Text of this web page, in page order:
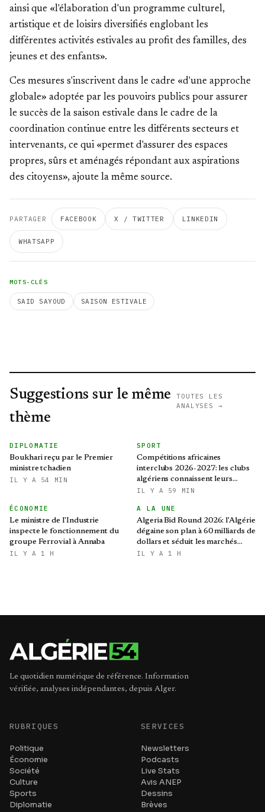
ainsi que «l'élaboration d'un programme culturel,
artistique et de loisirs diversifiés englobant les
différentes activités estivales au profit des familles, des
jeunes et des enfants».
Ces mesures s'inscrivent dans le cadre «d'une approche
globale» adoptée par les pouvoirs publics pour assurer
le succès de la saison estivale dans le cadre de la
coordination continue entre les différents secteurs et
intervenants, ce qui «permet d'assurer des espaces
propres, sûrs et aménagés répondant aux aspirations
des citoyens», ajoute la même source.
PARTAGER FACEBOOK X / TWITTER LINKEDIN
WHATSAPP
MOTS-CLÉS
SAID SAYOUD SAISON ESTIVALE
Suggestions sur le même
thème
TOUTES LES
ANALYSES →
DIPLOMATIE
Boukhari reçu par le Premier
ministre tchadien
IL Y A 54 MIN
SPORT
Compétitions africaines
interclubs 2026-2027: les clubs
algériens connaissent leurs
adversaires aux tours
IL Y A 59 MIN
ÉCONOMIE
Le ministre de l'Industrie
inspecte le fonctionnement du
groupe Ferrovial à Annaba
IL Y A 1 H
A LA UNE
Algeria Bid Round 2026: l'Algérie
dégaine son plan à 60 milliards de
dollars et séduit les marchés
internationaux
IL Y A 1 H
Le quotidien numérique de référence. Information
vérifiée, analyses indépendantes, depuis Alger.
RUBRIQUES
Politique
Économie
Société
Culture
Sports
Diplomatie
SERVICES
Newsletters
Podcasts
Live Stats
Avis ANEP
Dessins
Brèves